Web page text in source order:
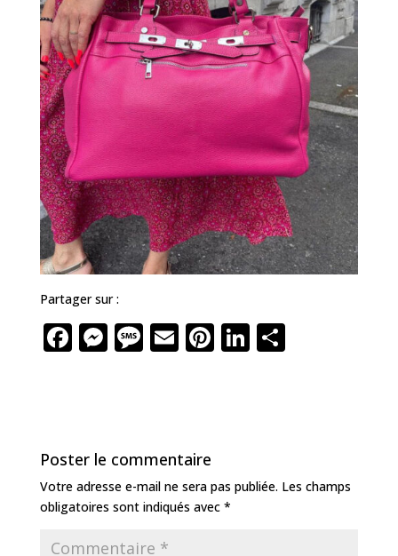
Partager sur :
F
b
o
o
k
M
n
g
e
r
M
g
e
E Pi
st
Li
n
P
r
Poster le commentaire
Votre adresse e-mail ne sera pas publiée. Les champs
obligatoires sont indiqués avec *